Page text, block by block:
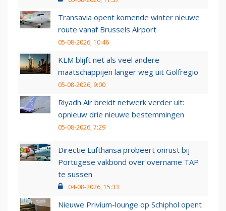
Transavia opent komende winter nieuwe
route vanaf Brussels Airport
05-08-2026, 10:46
KLM blijft net als veel andere
maatschappijen langer weg uit Golfregio
05-08-2026, 9:00
Riyadh Air breidt netwerk verder uit:
opnieuw drie nieuwe bestemmingen
05-08-2026, 7:29
Directie Lufthansa probeert onrust bij
Portugese vakbond over overname TAP
te sussen
04-08-2026, 15:33
Nieuwe Privium-lounge op Schiphol opent